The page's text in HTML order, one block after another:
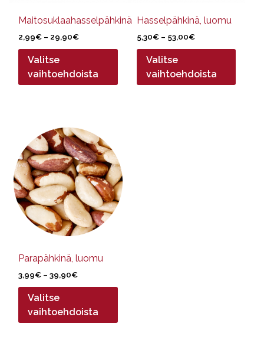
Maitosuklaahasselpähkinä
2,99€ – 29,90€Hintaluokka:
2,99€
29,90€
Valitse
vaihtoehdoista
sivulla.
Hasselpähkinä, luomu
5,30€ – 53,00€Hintaluokka:
5,30€
53,00€
Valitse
vaihtoehdoista
sivulla.
Parapähkinä, luomu
3,99€ – 39,90€Hintaluokka:
3,99€
39,90€
Valitse
vaihtoehdoista
tuotteella
on
useampi
muunnelma.
Voit
tehdä
valinnat
sivulla.